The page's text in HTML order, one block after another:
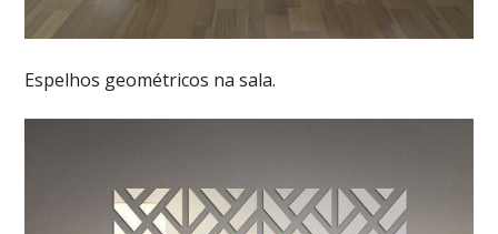
Espelhos geométricos na sala.